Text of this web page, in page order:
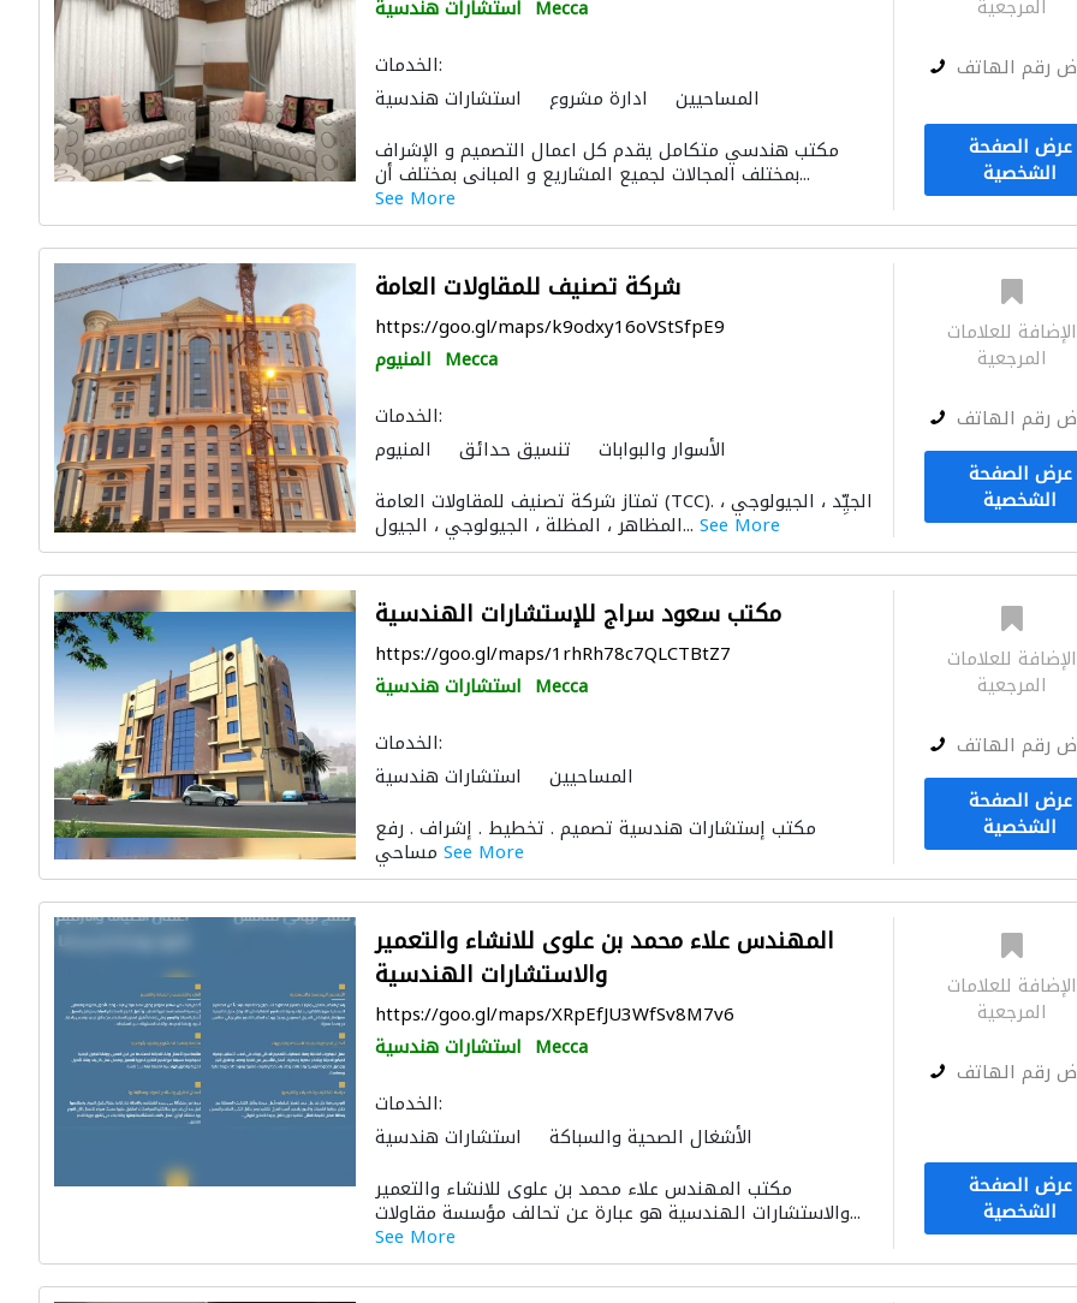
استشارات هندسية Mecca
الخدمات:
استشارات هندسية
ادارة مشروع المساحيين
التصميم المعماري
مكتب هندسي متكامل يقدم كل اعمال التصميم و الإشراف
بمختلف المجالات لجميع المشاريع و المبانى بمختلف أن...
See More
المرجعية
رقم الهاتف
عرض الصفحة
الشخصية
شركة تصنيف للمقاولات العامة
https://goo.gl/maps/k9odxy16oVStSfpE9
المنيوم Mecca
الخدمات:
المنيوم
تنسيق حدائق الأسوار والبوابات
الأثاث المكتبي الزجاج موردو نوافذ
تمتاز شركة تصنيف للمقاولات العامة (TCC). الجيِّد ، الجيولوجي ،
المظاهر ، المظلة ، الجيولوجي ، الجيول... See More
الإضافة للعلامات
المرجعية
رقم الهاتف
عرض الصفحة
الشخصية
مكتب سعود سراج للإستشارات الهندسية
https://goo.gl/maps/1rhRh78c7QLCTBtZ7
استشارات هندسية Mecca
الخدمات:
استشارات هندسية
المساحيين
مكتب إستشارات هندسية تصميم . تخطيط . إشراف . رفع
See More
الإضافة للعلامات
المرجعية
رقم الهاتف
عرض الصفحة
الشخصية
المهندس علاء محمد بن علوى للانشاء والتعمير
والاستشارات الهندسية
https://goo.gl/maps/XRpEfJU3WfSv8M7v6
استشارات هندسية Mecca
الخدمات:
استشارات هندسية
الأشغال الصحية والسباكة
توصيل الكابلات وتركيب الشبكات
الأثاث والمفروشات المنزلية صيانة المباني الإنارة
الديكور الداخلي
مكتب المهندس علاء محمد بن علوى للانشاء والتعمير
والاستشارات الهندسية هو عبارة عن تحالف مؤسسة مقاولات...
See More
الإضافة للعلامات
المرجعية
رقم الهاتف
عرض الصفحة
الشخصية